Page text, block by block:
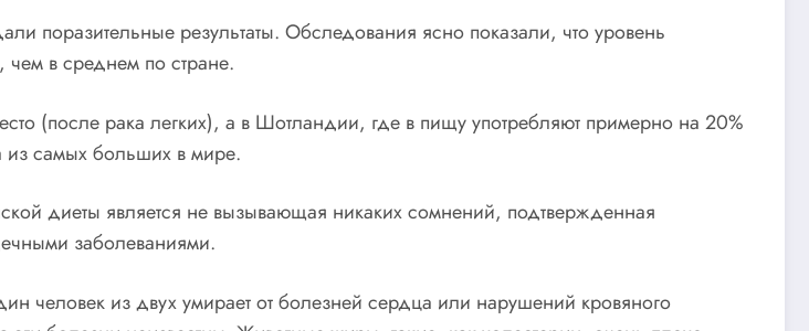
поразительные результаты. Обследования ясно показали, что уровень
в среднем по стране.
(после рака легких), а в Шотландии, где в пищу употребляют примерно на 20%
из самых больших в мире.
диеты является не вызывающая никаких сомнений, подтвержденная
заболеваниями.
человек из двух умирает от болезней сердца или нарушений кровяного